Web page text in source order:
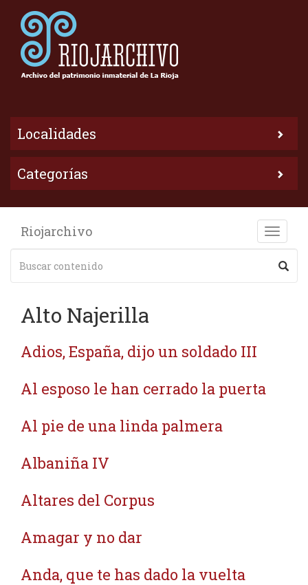
Localidades
Categorías
Toggle
Riojarchivo
Alto Najerilla
Adios, España, dijo un soldado III
Al esposo le han cerrado la puerta
Al pie de una linda palmera
Albaniña IV
Altares del Corpus
Amagar y no dar
Anda, que te has dado la vuelta